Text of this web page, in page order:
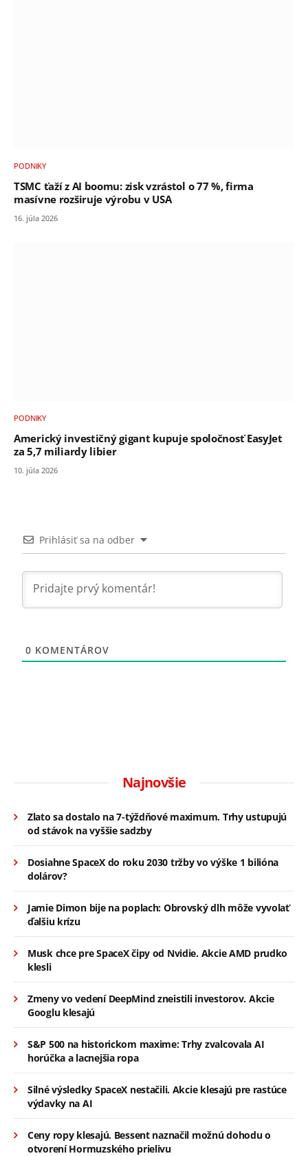
PODNIKY
TSMC ťaží z AI boomu: zisk vzrástol o 77 %, firma
masívne rozširuje výrobu v USA
16. júla 2026
PODNIKY
Americký investičný gigant kupuje spoločnosť EasyJet
za 5,7 miliardy libier
10. júla 2026
Prihlásiť sa na odber
0 KOMENTÁROV
Najnovšie
Zlato sa dostalo na 7-týždňové maximum. Trhy ustupujú
od stávok na vyššie sadzby
Dosiahne SpaceX do roku 2030 tržby vo výške 1 bilióna
dolárov?
Jamie Dimon bije na poplach: Obrovský dlh môže vyvolať
ďalšiu krízu
Musk chce pre SpaceX čipy od Nvidie. Akcie AMD prudko
klesli
Zmeny vo vedení DeepMind zneistili investorov. Akcie
Googlu klesajú
S&P 500 na historickom maxime: Trhy zvalcovala AI
horúčka a lacnejšia ropa
Silné výsledky SpaceX nestačili. Akcie klesajú pre rastúce
výdavky na AI
Ceny ropy klesajú. Bessent naznačil možnú dohodu o
otvorení Hormuzského prielivu